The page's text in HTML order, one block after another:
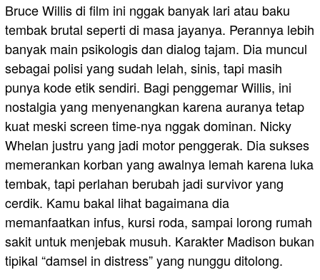
Bruce Willis di film ini nggak banyak lari atau baku
tembak brutal seperti di masa jayanya. Perannya lebih
banyak main psikologis dan dialog tajam. Dia muncul
sebagai polisi yang sudah lelah, sinis, tapi masih
punya kode etik sendiri. Bagi penggemar Willis, ini
nostalgia yang menyenangkan karena auranya tetap
kuat meski screen time-nya nggak dominan. Nicky
Whelan justru yang jadi motor penggerak. Dia sukses
memerankan korban yang awalnya lemah karena luka
tembak, tapi perlahan berubah jadi survivor yang
cerdik. Kamu bakal lihat bagaimana dia
memanfaatkan infus, kursi roda, sampai lorong rumah
sakit untuk menjebak musuh. Karakter Madison bukan
tipikal “damsel in distress” yang nunggu ditolong.